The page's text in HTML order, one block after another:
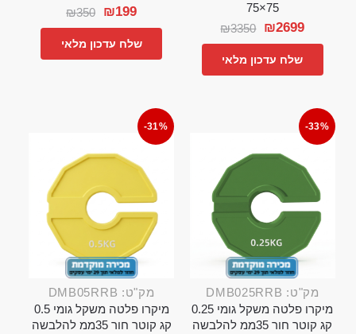
75×75
₪3350 ₪2699
שלח עדכון מלאי
₪350 ₪199
שלח עדכון מלאי
-33%
מק"ט: DMB025RRB
מיקרו פלטה משקל גומי 0.25
קג קוטר חור 35ממ להלבשה
-31%
מק"ט: DMB05RRB
מיקרו פלטה משקל גומי 0.5
קג קוטר חור 35ממ להלבשה